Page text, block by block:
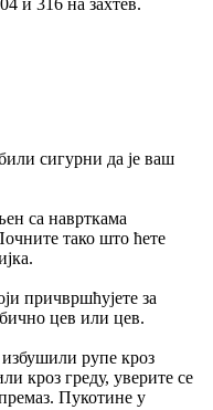
и 316 на захтев.
сигурни да је ваш
са наврткама
тако што ћете
причвршћујете за
цев или цев.
рупе кроз
кроз греду, уверите се
Пукотине у